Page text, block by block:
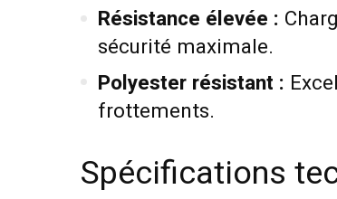
Résistance élevée :
sécurité maximale.
Polyester résistant :
frottements.
Spécifications